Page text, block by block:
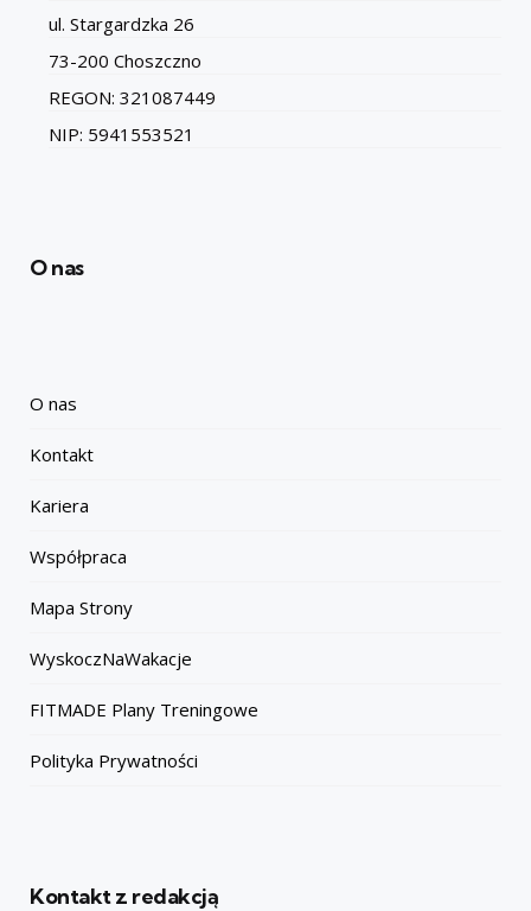
ul. Stargardzka 26
73-200 Choszczno
REGON: 321087449
NIP: 5941553521
O nas
O nas
Kontakt
Kariera
Współpraca
Mapa Strony
WyskoczNaWakacje
FITMADE Plany Treningowe
Polityka Prywatności
Kontakt z redakcją